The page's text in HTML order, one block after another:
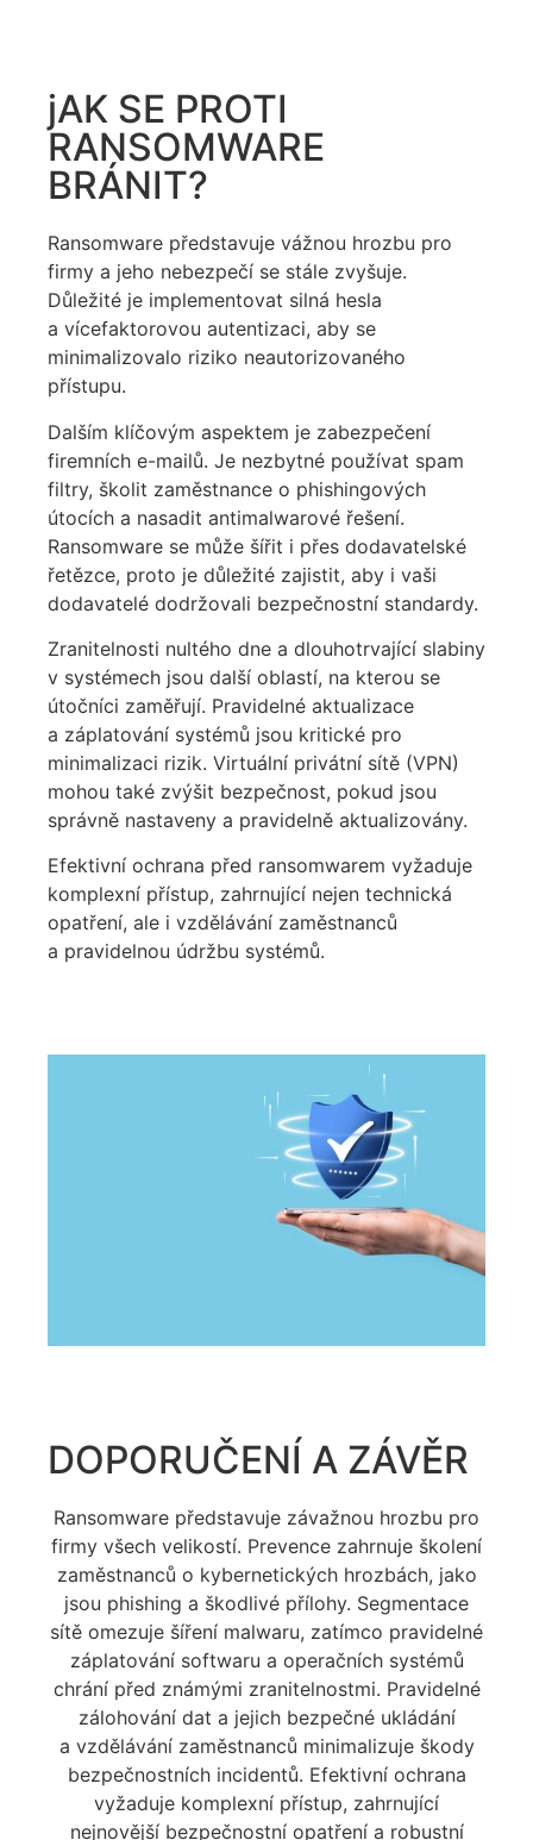
jAK SE PROTI
RANSOMWARE
BRÁNIT?
Ransomware představuje vážnou hrozbu pro
firmy a jeho nebezpečí se stále zvyšuje.
Důležité je implementovat silná hesla
a vícefaktorovou autentizaci, aby se
minimalizovalo riziko neautorizovaného
přístupu.
Dalším klíčovým aspektem je zabezpečení
firemních e-mailů. Je nezbytné používat spam
filtry, školit zaměstnance o phishingových
útocích a nasadit antimalwarové řešení.
Ransomware se může šířit i přes dodavatelské
řetězce, proto je důležité zajistit, aby i vaši
dodavatelé dodržovali bezpečnostní standardy.
Zranitelnosti nultého dne a dlouhotrvající slabiny
v systémech jsou další oblastí, na kterou se
útočníci zaměřují. Pravidelné aktualizace
a záplatování systémů jsou kritické pro
minimalizaci rizik. Virtuální privátní sítě (VPN)
mohou také zvýšit bezpečnost, pokud jsou
správně nastaveny a pravidelně aktualizovány.
Efektivní ochrana před ransomwarem vyžaduje
komplexní přístup, zahrnující nejen technická
opatření, ale i vzdělávání zaměstnanců
a pravidelnou údržbu systémů.
DOPORUČENÍ A ZÁVĚR
Ransomware představuje závažnou hrozbu pro
firmy všech velikostí. Prevence zahrnuje školení
zaměstnanců o kybernetických hrozbách, jako
jsou phishing a škodlivé přílohy. Segmentace
sítě omezuje šíření malwaru, zatímco pravidelné
záplatování softwaru a operačních systémů
chrání před známými zranitelnostmi. Pravidelné
zálohování dat a jejich bezpečné ukládání
a vzdělávání zaměstnanců minimalizuje škody
bezpečnostních incidentů. Efektivní ochrana
vyžaduje komplexní přístup, zahrnující
nejnovější bezpečnostní opatření a robustní